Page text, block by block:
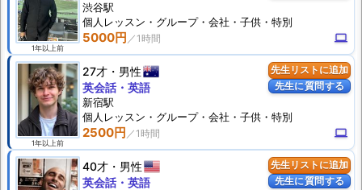
1年以上前
5000円 computer
渋谷駅
個人 レッスン ・グループ・会社・子供・特別
先生リストに追加
先生に質問する
1年以上前
27才 男性
2500円 computer
英会話・英語
新宿駅
個人 レッスン ・グループ・会社・子供・特別
先生リストに追加
先生に質問する
40才 男性
英会話・英語